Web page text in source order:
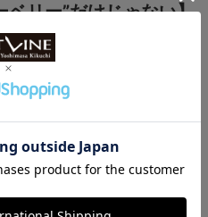
ベリー”だけじゃない】
代ロレックスGMTマ
ーのレアなPCGも再
｜no.257
で夜空、パープルの多層文字盤